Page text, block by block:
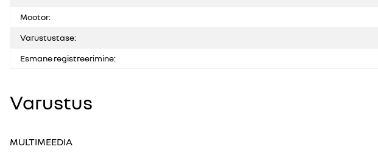
Mootor:
Varustustase:
Esmane registreerimine:
Varustus
MULTIMEEDIA